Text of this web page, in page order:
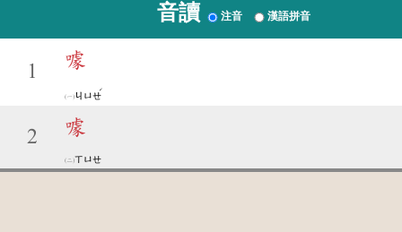
音讀 注音 漢語拼音
1
噱
ㄐㄩㄝ
ˊ
2 噱
ㄒㄩㄝ